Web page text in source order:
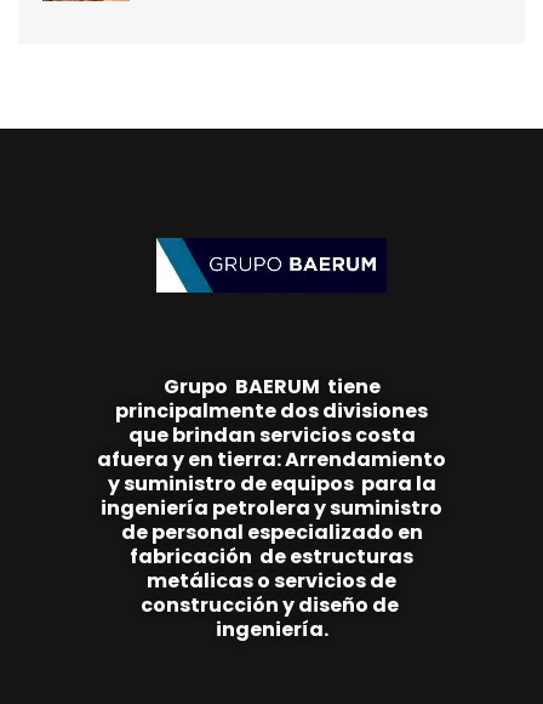
Grupo BAERUM tiene
principalmentedosdivisiones
que brindanservicios costa
afuera y en tierra:Arrendamiento
y suministro de equipos para la
ingeniería petrolera y suministro
de personal especializado en
fabricación de estructuras
metálicas o servicios de
construcción ydiseño de
ingeniería.